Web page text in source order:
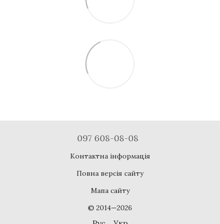
097 608-08-08
Контактна інформація
Повна версія сайту
Мапа сайту
© 2014—2026